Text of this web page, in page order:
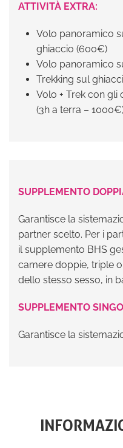
ATTIVITÀ EXTRA:
Volo panoramico
ghiaccio (600€)
Volo panoramico
Trekking sul
Volo + Trek con gli
(3h a terra –
SUPPLEMENTO
Garantisce la
partner scelto. Per i
il supplemento BHS
camere doppie, triple
dello stesso sesso, in
SUPPLEMENTO
Garantisce la